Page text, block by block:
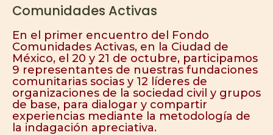
Comunidades Activas
En el primer encuentro del Fondo
Comunidades Activas, en la Ciudad de
México, el 20 y 21 de octubre, participamos
9 representantes de nuestras fundaciones
comunitarias socias y 12 líderes de
organizaciones de la sociedad civil y grupos
de base, para dialogar y compartir
experiencias mediante la metodología de
la indagación apreciativa.